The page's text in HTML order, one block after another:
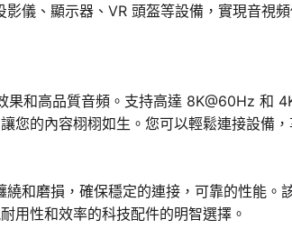
儀、顯示器、VR 頭盔等設備，實現音視
和高品質音頻。支持高達 8K@60Hz 和
您的內容栩栩如生。您可以輕鬆連接設備，
和磨損，確保穩定的連接，可靠的性能
用性和效率的科技配件的明智選擇。